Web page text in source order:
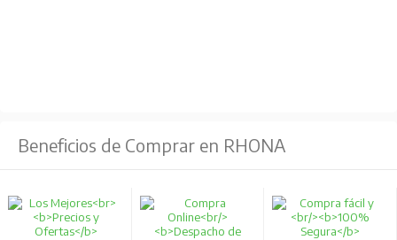
Beneficios de Comprar en RHONA